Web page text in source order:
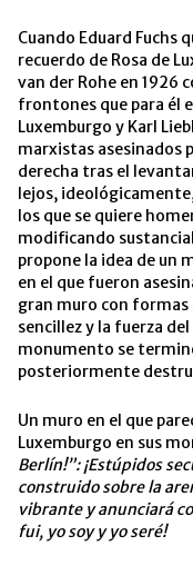
Cuando Eduard Fuchs
recuerdo de Rosa de
van der Rohe en 1926
frontones que para él
Luxemburgo y Karl
marxistas asesinados
derecha tras el
lejos,
los que se quiere
modificando
propone la idea de un
en el que fueron
gran muro con formas
sencillez y la fuerza
monumento se
posteriormente
Un muro en el que
Luxemburgo en sus
Berlín!”: ¡Estúpidos
construido sobre la
vibrante y anunciará
fui, yo soy y yo seré!